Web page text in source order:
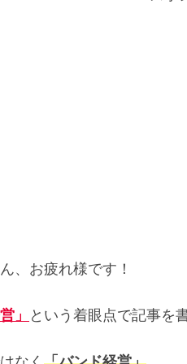
、お疲れ様です！
」 という着眼点で記事を